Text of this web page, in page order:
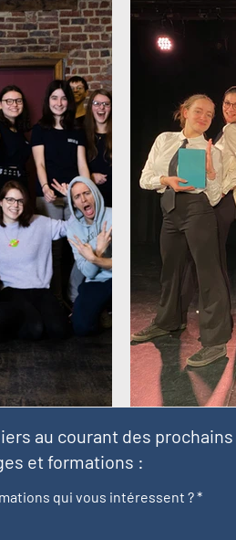
au courant des prochains
et formations :
qui vous intéressent ?*